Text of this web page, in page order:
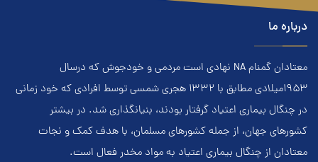
درباره ما
معتادان گمنام NA نهادي است مردمي و خودجوش که درسال
۱۹۵۳ميلادي مطابق با ۱۳۳۲ هجري‌ شمسي توسط افرادي که خود زماني
در چنگال بیماری اعتياد گرفتار بودند، بنيانگذاري شد. در بيشتر
کشور‌هاي جهان، از جمله کشور‌هاي مسلمان، با هدف کمک و نجات
معتادان از چنگال بیماری اعتياد به مواد مخدر فعال است.